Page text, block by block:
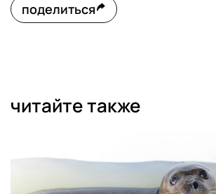
поделиться
читайте также